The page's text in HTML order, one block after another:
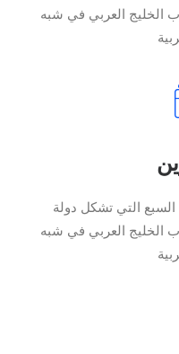
الخليج العربي في شبه
التي تشكل دولة
الخليج العربي في شبه